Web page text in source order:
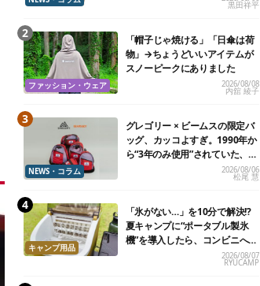
黒田祥平
ファッション・ウェア
「帽子じゃ焼ける」「日傘は荷
物」→ちょうどいいアイテムが
スノーピークにありました
2026/08/08
内舘 綾子
NEWS・コラム
グレゴリー × ビームスの限定バ
ッグ、カッコよすぎ。1990年か
ら“3年のみ使用”されていた、紫
2026/08/06
松尾 慧
キャンプ用品
「氷がない…」を10分で解決!?
夏キャンプに“ポータブル製氷
機”を導入したら、コンビニへ走
2026/08/07
RYUCAMP